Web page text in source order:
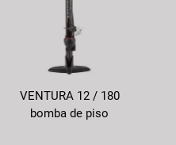
VENTURA 12 / 180
bomba de piso